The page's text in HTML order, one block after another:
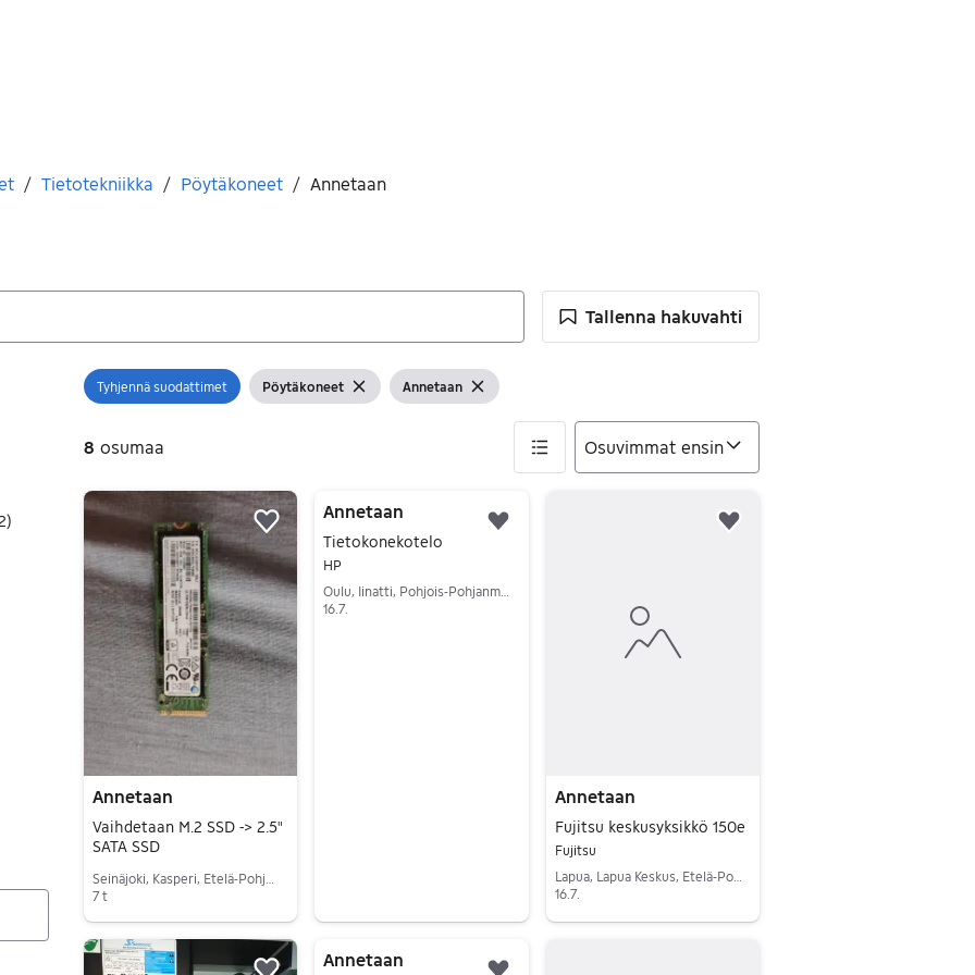
/ Tietotekniikka / Pöytäkoneet / Annetaan
Tallenna hakuvahti
)
Avaa suodatin
Tyhjennä suodattimet Näytä suodattimet
Pöytäkoneet Tyhjennä suodatin
Näytä suodattimet
Annetaan Tyhjennä suodatin
8 osumaa
8 tulos(ta)
Annetaan
Vaihdetaan M.2 SSD -> 2.5"
SATA SSD
7 t
Lisää suosikiksi.
Annetaan
Tietokonekotelo
HP
16.7.
Annetaan
Fujitsu keskusyksikkö 150e
Fujitsu
Lapua, Lapua Keskus, Etelä-Pohjanmaa
16.7.
Siirry ilmoitukseen
Annetaan